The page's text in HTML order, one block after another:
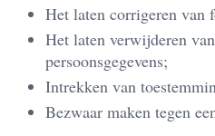
Het laten corrigeren van
Het laten verwijderen
persoonsgegevens;
Intrekken van
Bezwaar maken tegen